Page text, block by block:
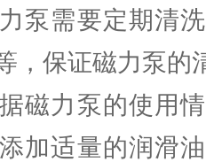
泵需要定期清
，保证磁力泵的
磁力泵的使用
加适量的润滑